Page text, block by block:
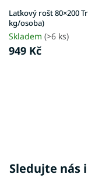
Laťkový rošt 80×200
kg/osoba)
Skladem (>6 ks)
949 Kč
Sledujte nás